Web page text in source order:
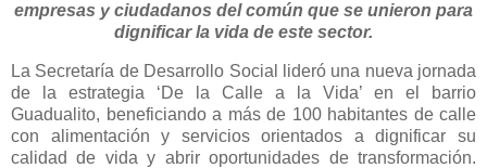
empresas y ciudadanos del común que se unieron para
dignificar la vida de este sector.
La Secretaría de Desarrollo Social lideró una nueva jornada
de la estrategia ‘De la Calle a la Vida’ en el barrio
Guadualito, beneficiando a más de 100 habitantes de calle
con alimentación y servicios orientados a dignificar su
calidad de vida y abrir oportunidades de transformación.